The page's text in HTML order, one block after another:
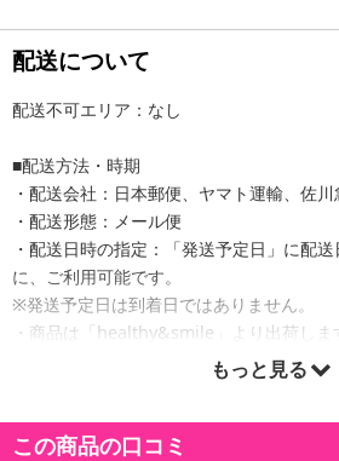
配送について
配送不可エリア：なし
■配送方法・時期
・配送会社：日本郵便、ヤマト運輸、佐川
・配送形態：メール便
・配送日時の指定：「発送予定日」に配
に、ご利用可能です。
※発送予定日は到着日ではありません。
・商品は「healthy&smile」より出荷しま
商品詳細
もっと見る
この商品の口コミ